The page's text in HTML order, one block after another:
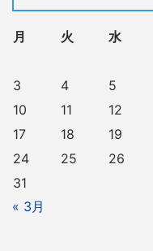
月 火 水
3
4 5
10
11 12
17
18 19
24
25 26
31
« 3月